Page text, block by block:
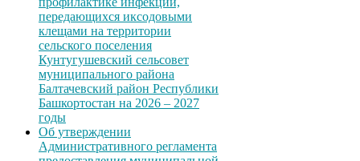
передающихся иксодовыми
клещами на территории
сельского поселения
Кунтугушевский сельсовет
муниципального района
Балтачевский район Республики
Башкортостан на 2026 – 2027
годы
Об утверждении
Административного регламента